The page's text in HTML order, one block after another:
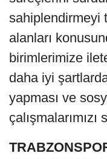
sahiplendirmeyi
alanları
birimlerimize
daha iyi
yapması ve